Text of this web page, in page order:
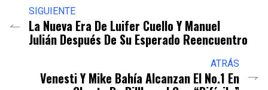
SIGUIENTE
La Nueva Era De Luifer Cuello Y Manuel
Julián Después De Su Esperado Reencuentro
ATRÁS
Venesti Y Mike Bahía Alcanzan El No.1 En